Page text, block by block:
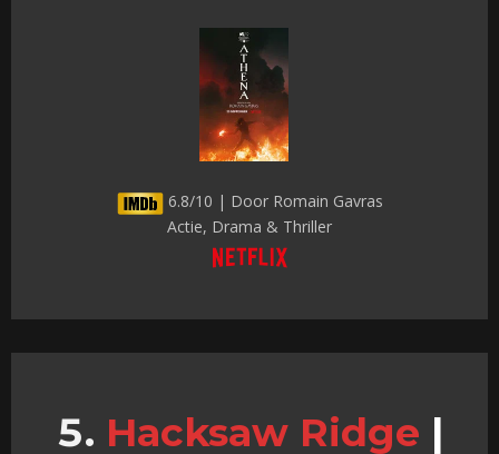
6.8/10 | Door Romain Gavras
Actie, Drama & Thriller
Hacksaw Ridge |